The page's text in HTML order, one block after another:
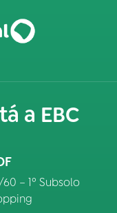
a EBC
– 1º Subsolo